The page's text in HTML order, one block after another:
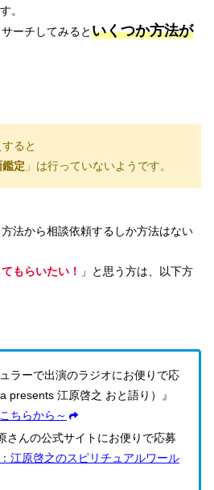
。
ーチしてみるといくつか方法が
ると
定 」は行っていないようです。
法から相談依頼するしか方法はない
もらいたい！
」と思う方は、以下方
ラーで出演のラジオにお便りで応
presents 江原啓之 おと語り）』
ちらから～
さんの公式サイトにお便りで応募
江原啓之のスピリチュアルワール